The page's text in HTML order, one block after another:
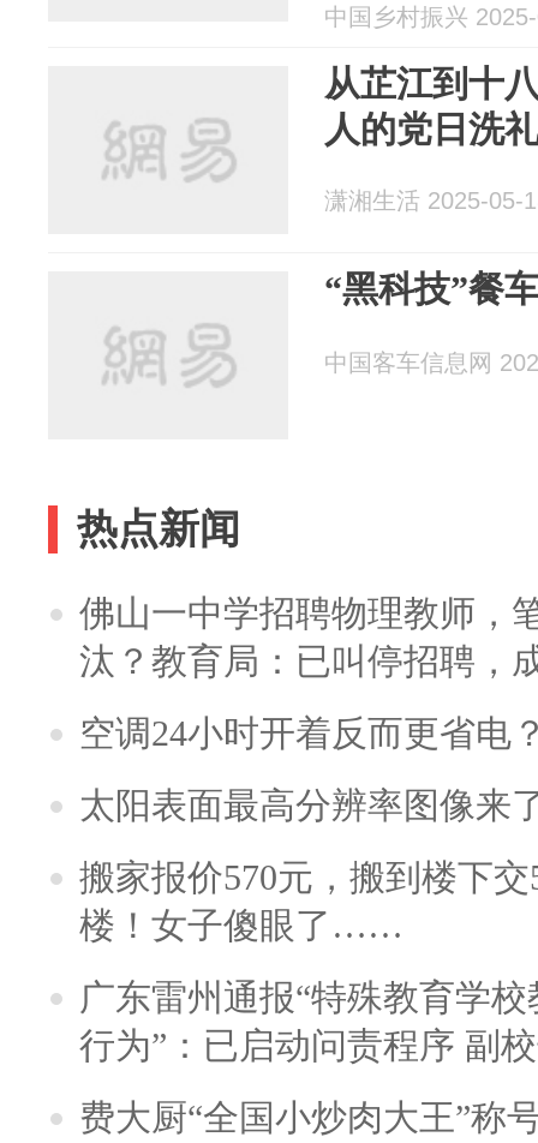
中国乡村振兴
从芷江到十
人的党日洗
潇湘生活 2025-05-
“黑科技”餐
中国客车信息网
热点新闻
佛山一中学招聘物理教师，
汰？教育局：已叫停招聘，
空调24小时开着反而更省电
太阳表面最高分辨率图像来
搬家报价570元，搬到楼下
楼！女子傻眼了……
广东雷州通报“特殊教育学
行为”：已启动问责程序 副
费大厨“全国小炒肉大王”称